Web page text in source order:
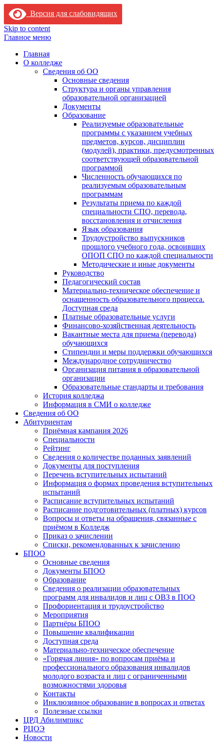
Версия для слабовидящих
Skip to content
Главное меню
Главная
О колледже
Сведения об ОО
Основные сведения
Структура и органы управления
образовательной организацией
Документы
Образование
Реализуемые образовательные
программы с указанием учебных
предметов, курсов, дисциплин
(модулей), практики, предусмотренных
соответствующей образовательной
программой
Численность обучающихся по
реализуемым образовательным
программам
Результаты приема по каждой
специальности СПО, перевода,
восстановления и отчисления
Язык образования
Трудоустройство выпускников
прошлого учебного года, освоивших
ОПОП СПО по каждой специальности
Методические и иные документы
Руководство
Педагогический состав
Материально-техническое обеспечение и
оснащенность образовательного процесса.
Доступная среда
Платные образовательные услуги
Финансово-хозяйственная деятельность
Вакантные места для приема (перевода)
обучающихся
Стипендии и меры поддержки обучающихся
Международное сотрудничество
Организация питания в образовательной
организации
Образовательные стандарты и требования
История колледжа
Информация в СМИ о колледже
Сведения об ОО
Абитуриентам
Приёмная кампания 2026
Специальности
Рейтинг
Сведения о количестве поданных заявлений
Документы для поступления
Перечень вступительных испытаний
Информация о формах проведения вступительных
испытаний
Расписание вступительных испытаний
Расписание подготовительных (платных) курсов
Вопросы и ответы на обращения, связанные с
приёмом в Колледж
Приказ о зачислении
Списки, рекомендованных к зачислению
БПОО
Основные сведения
Документы БПОО
Образование
Сведения о реализации образовательных
программ для инвалидов и лиц с ОВЗ в ПОО
Профориентация и трудоустройство
Мероприятия
Партнёры БПОО
Повышение квалификации
Доступная среда
Материально-техническое обеспечение
«Горячая линия» по вопросам приёма и
профессионального образования инвалидов
молодого возраста и лиц с ограниченными
возможностями здоровья
Контакты
Инклюзивное образование в вопросах и ответах
Полезные ссылки
ЦРД Абилимпикс
РЦОЭ
Новости